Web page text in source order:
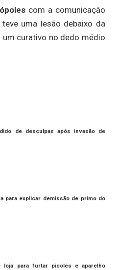
com a comunicação
uma lesão debaixo da
um curativo no dedo médio
de desculpas após invasão de
para explicar demissão de primo do
loja para furtar picolés e aparelho